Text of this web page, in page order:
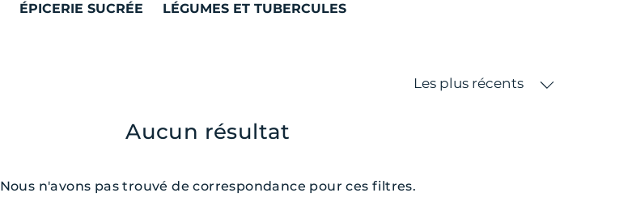
ÉPICERIE SUCRÉE LÉGUMES ET TUBERCULES
Les plus récents
Aucun résultat
Nous n'avons pas trouvé de correspondance pour ces filtres.